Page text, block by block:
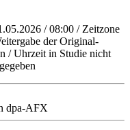
/ 08:00 / Zeitzone
der Original-
/ Uhrzeit in Studie nicht
dpa-AFX